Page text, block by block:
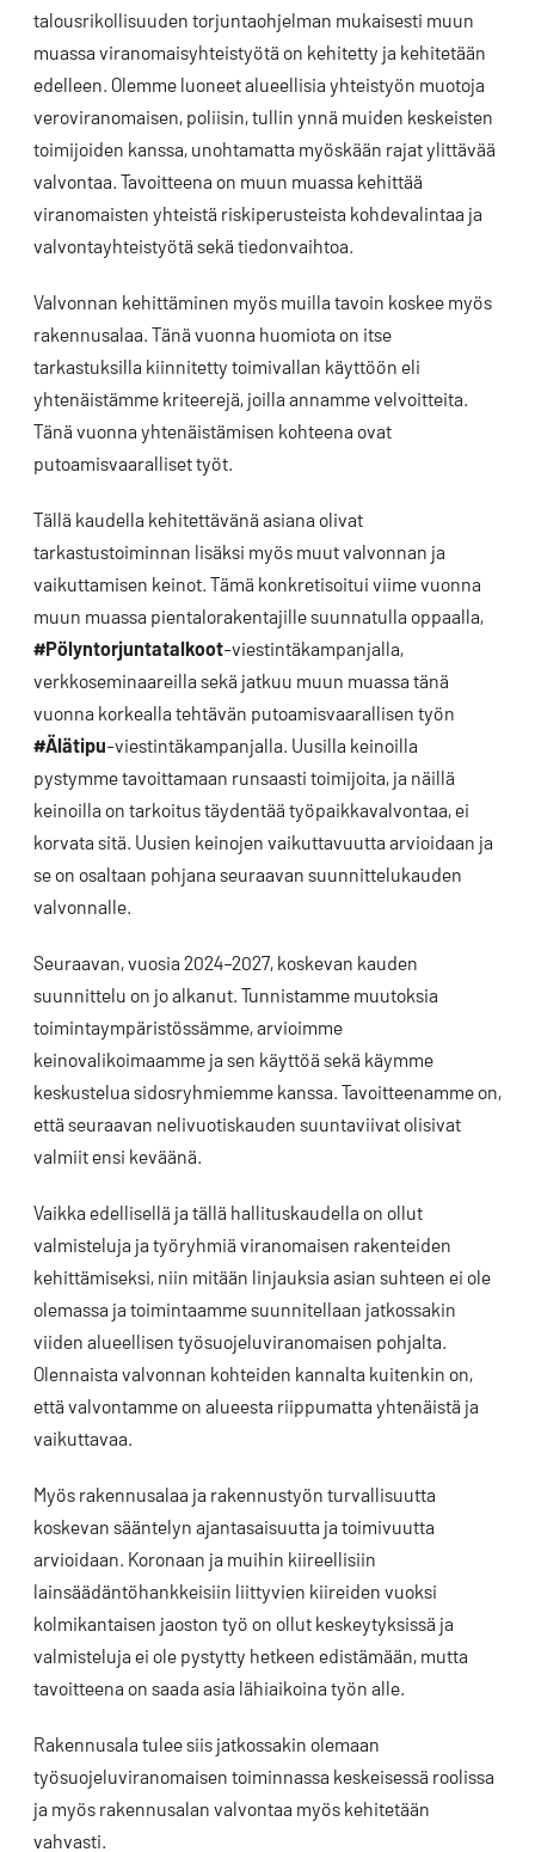
talousrikollisuuden torjuntaohjelman mukaisesti muun
muassa viranomaisyhteistyötä on kehitetty ja kehitetään
edelleen. Olemme luoneet alueellisia yhteistyön muotoja
veroviranomaisen, poliisin, tullin ynnä muiden keskeisten
toimijoiden kanssa, unohtamatta myöskään rajat ylittävää
valvontaa. Tavoitteena on muun muassa kehittää
viranomaisten yhteistä riskiperusteista kohdevalintaa ja
valvontayhteistyötä sekä tiedonvaihtoa.
Valvonnan kehittäminen myös muilla tavoin koskee myös
rakennusalaa. Tänä vuonna huomiota on itse
tarkastuksilla kiinnitetty toimivallan käyttöön eli
yhtenäistämme kriteerejä, joilla annamme velvoitteita.
Tänä vuonna yhtenäistämisen kohteena ovat
putoamisvaaralliset työt.
Tällä kaudella kehitettävänä asiana olivat
tarkastustoiminnan lisäksi myös muut valvonnan ja
vaikuttamisen keinot. Tämä konkretisoitui viime vuonna
muun muassa pientalorakentajille suunnatulla oppaalla,
#Pölyntorjuntatalkoot-viestintäkampanjalla,
verkkoseminaareilla sekä jatkuu muun muassa tänä
vuonna korkealla tehtävän putoamisvaarallisen työn
#Älätipu-viestintäkampanjalla. Uusilla keinoilla
pystymme tavoittamaan runsaasti toimijoita, ja näillä
keinoilla on tarkoitus täydentää työpaikkavalvontaa, ei
korvata sitä. Uusien keinojen vaikuttavuutta arvioidaan ja
se on osaltaan pohjana seuraavan suunnittelukauden
valvonnalle.
Seuraavan, vuosia 2024–2027, koskevan kauden
suunnittelu on jo alkanut. Tunnistamme muutoksia
toimintaympäristössämme, arvioimme
keinovalikoimaamme ja sen käyttöä sekä käymme
keskustelua sidosryhmiemme kanssa. Tavoitteenamme on,
että seuraavan nelivuotiskauden suuntaviivat olisivat
valmiit ensi keväänä.
Vaikka edellisellä ja tällä hallituskaudella on ollut
valmisteluja ja työryhmiä viranomaisen rakenteiden
kehittämiseksi, niin mitään linjauksia asian suhteen ei ole
olemassa ja toimintaamme suunnitellaan jatkossakin
viiden alueellisen työsuojeluviranomaisen pohjalta.
Olennaista valvonnan kohteiden kannalta kuitenkin on,
että valvontamme on alueesta riippumatta yhtenäistä ja
vaikuttavaa.
Myös rakennusalaa ja rakennustyön turvallisuutta
koskevan sääntelyn ajantasaisuutta ja toimivuutta
arvioidaan. Koronaan ja muihin kiireellisiin
lainsäädäntöhankkeisiin liittyvien kiireiden vuoksi
kolmikantaisen jaoston työ on ollut keskeytyksissä ja
valmisteluja ei ole pystytty hetkeen edistämään, mutta
tavoitteena on saada asia lähiaikoina työn alle.
Rakennusala tulee siis jatkossakin olemaan
työsuojeluviranomaisen toiminnassa keskeisessä roolissa
ja myös rakennusalan valvontaa myös kehitetään
vahvasti.